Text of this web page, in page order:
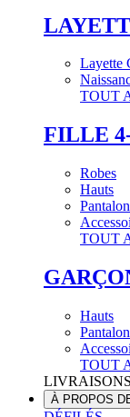
Layette
TOUT
FILLE
Robes
Hauts
TOUT
Hauts
TOUT
À PROPOS